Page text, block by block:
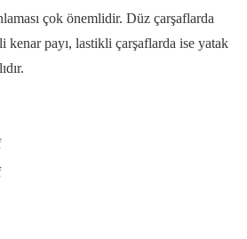
çok önemlidir. Düz çarşaflarda
kenar payı, lastikli çarşaflarda ise yatak